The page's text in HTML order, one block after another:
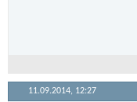
11.09.2014, 12:27